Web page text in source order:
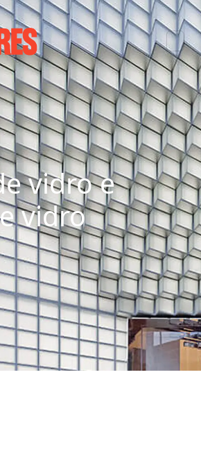
vidro e
vidro